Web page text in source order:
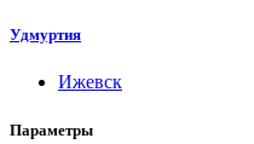
Удмуртия
Ижевск
Параметры